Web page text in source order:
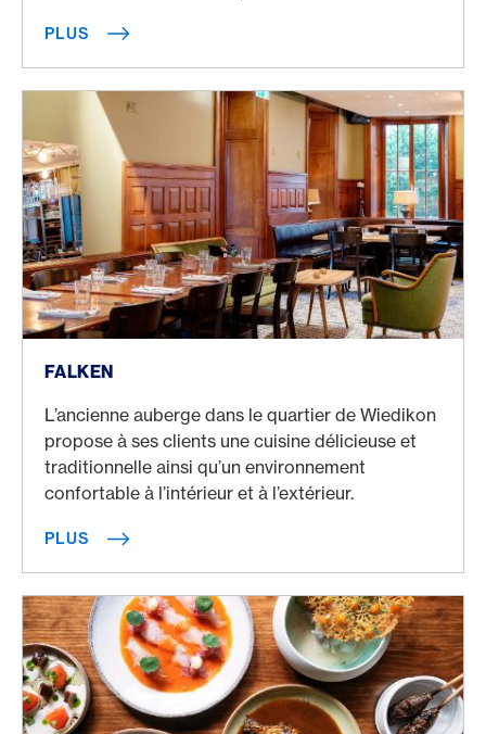
PLUS
FALKEN
L’ancienne auberge dans le quartier de Wiedikon
propose à ses clients une cuisine délicieuse et
traditionnelle ainsi qu’un environnement
confortable à l’intérieur et à l’extérieur.
PLUS